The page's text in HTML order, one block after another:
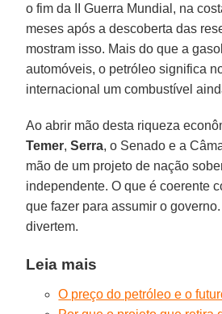
o fim da II Guerra Mundial, na
meses após a descoberta das
mostram isso. Mais do que a
automóveis, o petróleo significa
internacional um combustível
Ao abrir mão desta riqueza
Temer,Serra, o Senado e a
mão de um projeto de nação
independente. O que é coerente
que fazer para assumir o
divertem.
Leia mais
O preço do petróleo e o